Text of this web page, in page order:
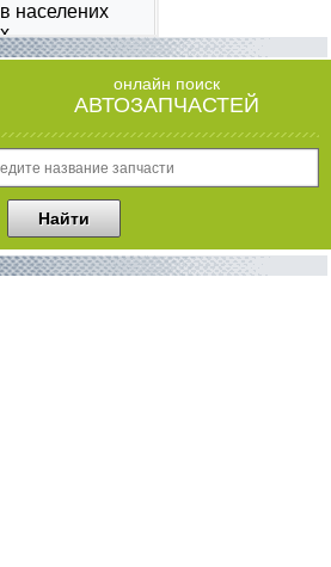
онлайн поиск
АВТОЗАПЧАСТЕЙ